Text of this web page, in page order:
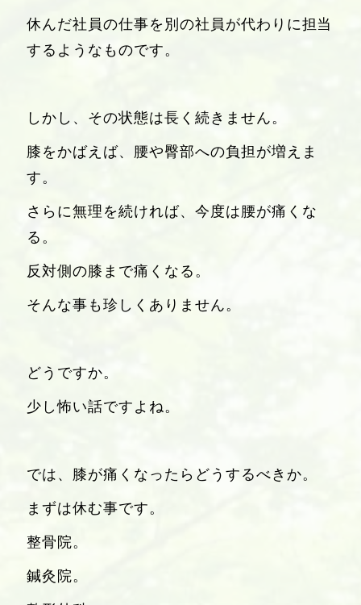
休んだ社員の仕事を別の社員が代わりに担当
するようなものです。
しかし、その状態は長く続きません。
膝をかばえば、腰や臀部への負担が増えま
す。
さらに無理を続ければ、今度は腰が痛くな
る。
反対側の膝まで痛くなる。
そんな事も珍しくありません。
どうですか。
少し怖い話ですよね。
では、膝が痛くなったらどうするべきか。
まずは休む事です。
整骨院。
鍼灸院。